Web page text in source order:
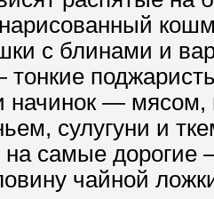
с блинами и
тонкие
начинок — мясом,
сулугуни и
на самые
чайной